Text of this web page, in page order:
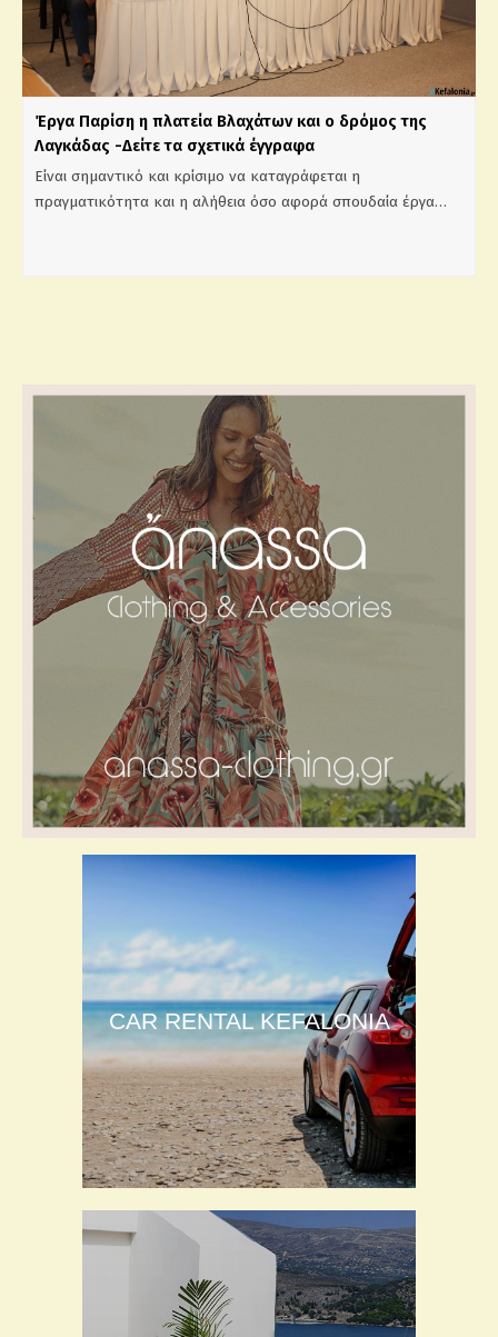
Έργα Παρίση η πλατεία Βλαχάτων και ο δρόμος της
Λαγκάδας -Δείτε τα σχετικά έγγραφα
Είναι σημαντικό και κρίσιμο να καταγράφεται η
πραγματικότητα και η αλήθεια όσο αφορά σπουδαία έργα…
CAR RENTAL KEFALONIA